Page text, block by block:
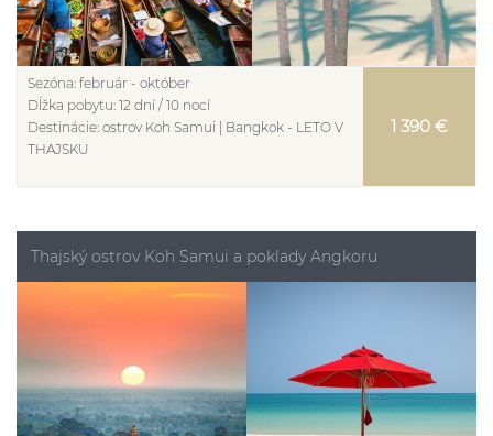
Sezóna: február - október
Dĺžka pobytu: 12 dní / 10 nocí
Destinácie: ostrov Koh Samui | Bangkok - LETO V
THAJSKU
1 390 €
Thajský ostrov Koh Samui a poklady Angkoru